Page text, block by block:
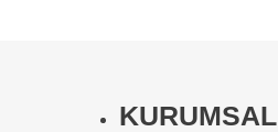
KURUMSAL